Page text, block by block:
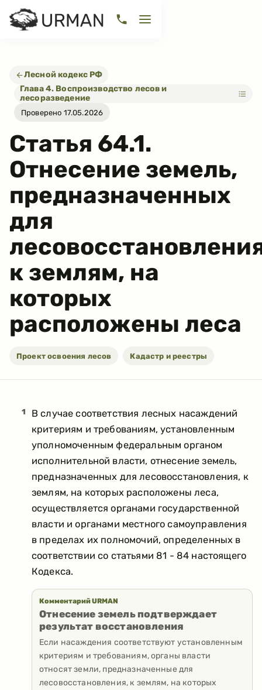
Лесной кодекс РФ
Глава 4. Воспроизводство лесов и
лесоразведение
Проверено 17.05.2026
Статья 64.1.
Отнесение земель,
предназначенных
для
к землям, на
которых
расположены леса
Проект освоения лесов Кадастр и реестры
1
В случае соответствия лесных насаждений
критериям и требованиям, установленным
уполномоченным федеральным органом
исполнительной власти, отнесение земель,
предназначенных для лесовосстановления, к
землям, на которых расположены леса,
осуществляется органами государственной
власти и органами местного самоуправления
в пределах их полномочий, определенных в
соответствии со статьями 81 - 84 настоящего
Кодекса.
Комментарий URMAN
Отнесение земель подтверждает
результат восстановления
Если насаждения соответствуют установленным
критериям и требованиям, органы власти
относят земли, предназначенные для
лесовосстановления, к землям, на которых